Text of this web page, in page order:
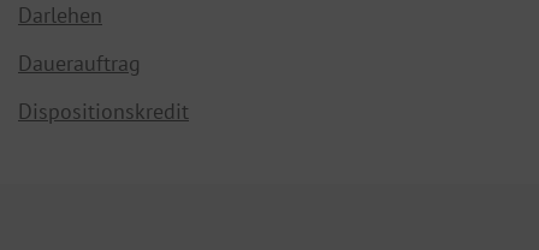
Darlehen
Dauerauftrag
Dispositionskredit